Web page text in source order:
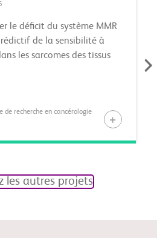
le déficit du système MMR
de la sensibilité à
les sarcomes des tissus
de recherche en cancérologie
les autres projets